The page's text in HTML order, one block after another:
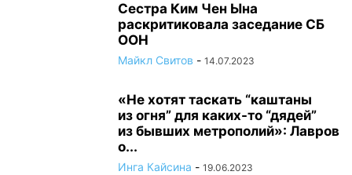
Сестра Ким Чен Ына
раскритиковала заседание СБ
ООН
Майкл Свитов - 14.07.2023
«Не хотят таскать “каштаны
из огня” для каких-то “дядей”
из бывших метрополий»: Лавров
о...
Инга Кайсина - 19.06.2023